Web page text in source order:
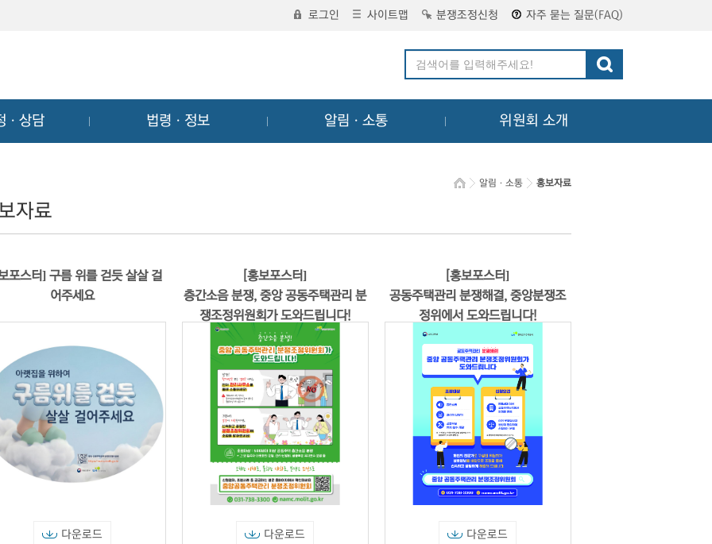
로그인 사이트맵 분쟁조정신청 자주 묻는 질문(FAQ)
ㆍ상담 법령ㆍ정보 알림ㆍ소통 위원회 소개
알림ㆍ소통 홍보자료
자료
포스터] 구름 위를 걷듯 살살 걸
어주세요
다운로드
[홍보포스터]
층간소음 분쟁, 중앙 공동주택관리 분
쟁조정위원회가 도와드립니다!
다운로드
[홍보포스터]
공동주택관리 분쟁해결, 중앙분쟁조
정위에서 도와드립니다!
다운로드